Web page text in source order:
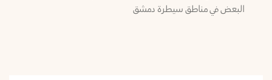
البعض في مناطق سيطرة دمشق